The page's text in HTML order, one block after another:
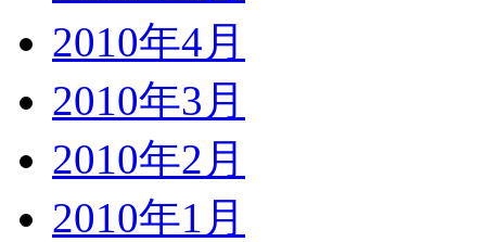
2010年4月
2010年3月
2010年2月
2010年1月